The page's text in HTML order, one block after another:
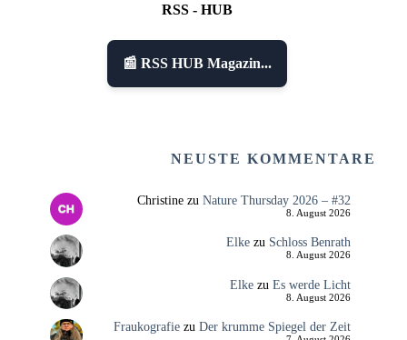
RSS - HUB
📰 RSS HUB Magazin...
NEUSTE KOMMENTARE
Christinezu Nature Thursday 2026 – #32
8. August 2026
Elkezu Schloss Benrath
8. August 2026
Elkezu Es werde Licht
8. August 2026
Fraukografiezu Der krumme Spiegel der Zeit